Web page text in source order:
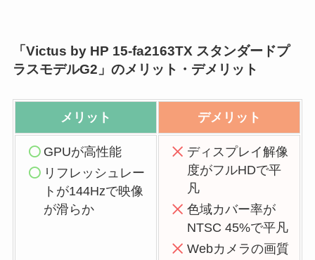
「Victus by HP 15-fa2163TX スタンダードプ
ラスモデルG2」のメリット・デメリット
メリット デメリット
GPUが高性能
リフレッシュレー
トが144Hzで映像
が滑らか
ディスプレイ解像
度がフルHDで平
凡
色域カバー率が
NTSC 45%で平凡
Webカメラの画質